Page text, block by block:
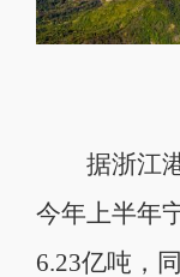
据浙江港
今年上半年
6.23亿吨，